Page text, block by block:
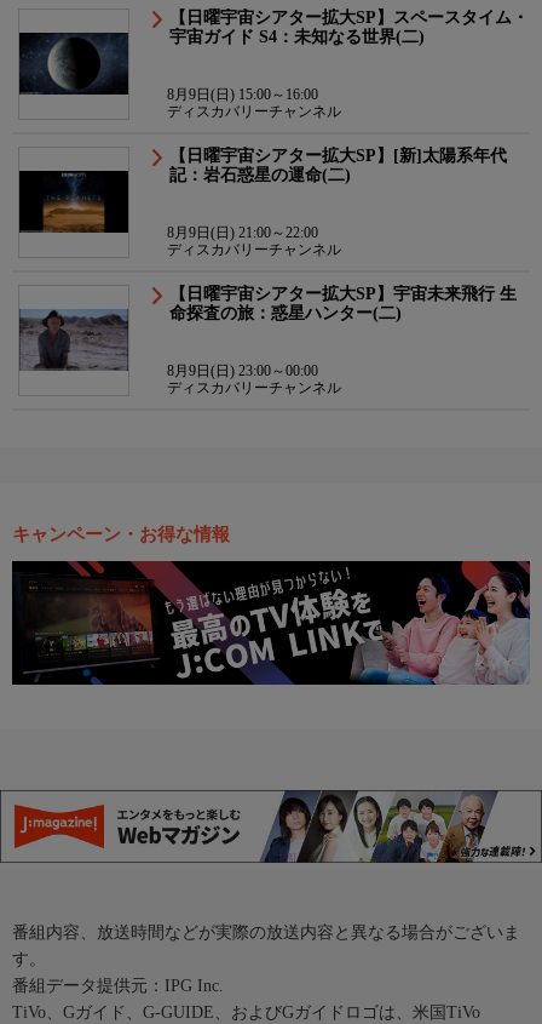
【日曜宇宙シアター拡大SP】スペースタイム・
宇宙ガイド S4：未知なる世界(二)
8月9日(日) 15:00～16:00
ディスカバリーチャンネル
【日曜宇宙シアター拡大SP】[新]太陽系年代
記：岩石惑星の運命(二)
8月9日(日) 21:00～22:00
ディスカバリーチャンネル
【日曜宇宙シアター拡大SP】宇宙未来飛行 生
命探査の旅：惑星ハンター(二)
8月9日(日) 23:00～00:00
ディスカバリーチャンネル
キャンペーン・お得な情報
番組内容、放送時間などが実際の放送内容と異なる場合がございま
す。
番組データ提供元：IPG Inc.
TiVo、Gガイド、G-GUIDE、およびGガイドロゴは、米国TiVo